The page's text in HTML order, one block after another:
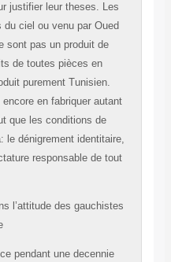
succès pour justifier leur theses.
pas tombés du ciel ou venu par
Tunisie. Ils ne sont pas un produit
nés et faits de toutes pièces en
le seul produit purement
peut encore en fabriquer
plus. Surtout que les conditions
toujours là: le dénigrement
et la dictature responsable de
tu pas dans l’attitude des
le silence pendant une